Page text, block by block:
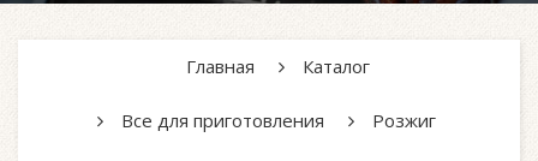
Главная Каталог
Все для приготовления Розжиг